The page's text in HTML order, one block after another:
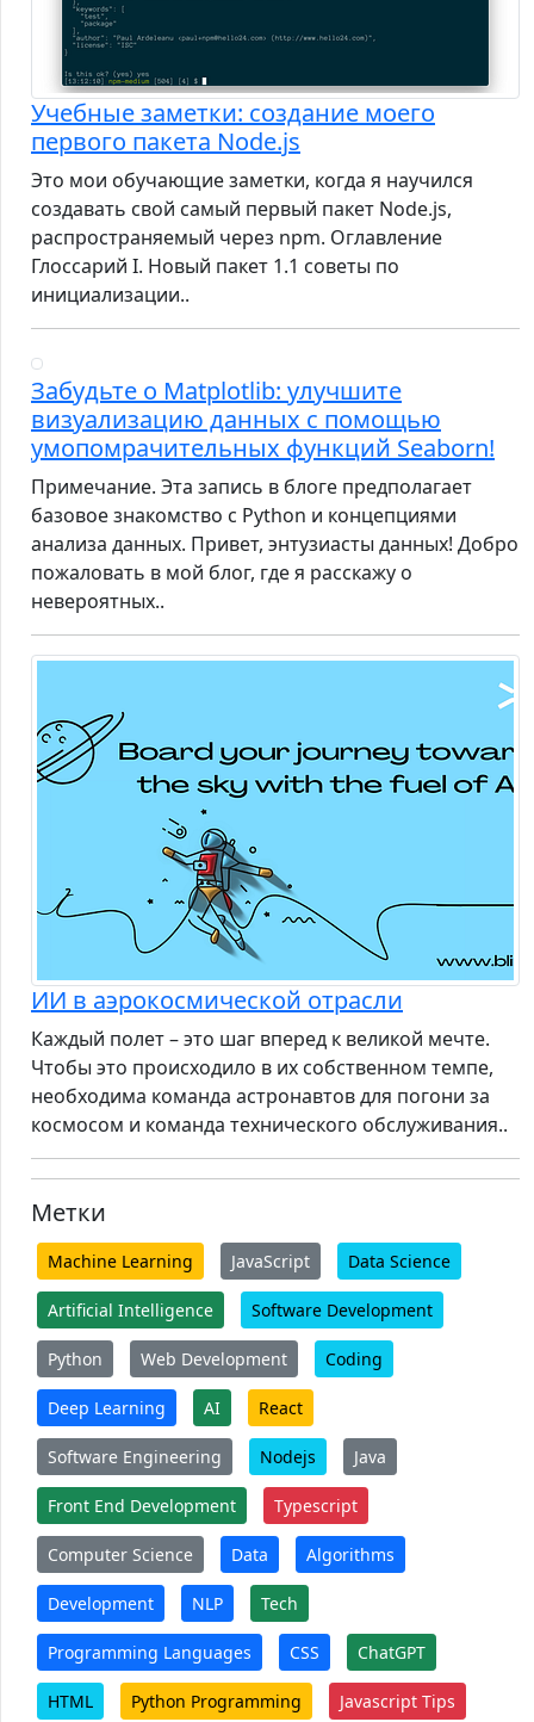
Учебные заметки: создание моего
первого пакета Node.js
Это мои обучающие заметки, когда я научился
создавать свой самый первый пакет Node.js,
распространяемый через npm. Оглавление
Глоссарий I. Новый пакет 1.1 советы по
инициализации..
Забудьте о Matplotlib: улучшите
визуализацию данных с помощью
умопомрачительных функций Seaborn!
Примечание. Эта запись в блоге предполагает
базовое знакомство с Python и концепциями
анализа данных. Привет, энтузиасты данных! Добро
пожаловать в мой блог, где я расскажу о
невероятных..
ИИ в аэрокосмической отрасли
Каждый полет – это шаг вперед к великой мечте.
Чтобы это происходило в их собственном темпе,
необходима команда астронавтов для погони за
космосом и команда технического обслуживания..
Метки
Machine Learning JavaScript Data Science
Artificial Intelligence Software Development
Python Web Development Coding
Deep Learning AI React
Software Engineering Nodejs Java
Front End Development Typescript
Computer Science Data Algorithms
Development NLP Tech
Programming Languages CSS ChatGPT
HTML Python Programming Javascript Tips